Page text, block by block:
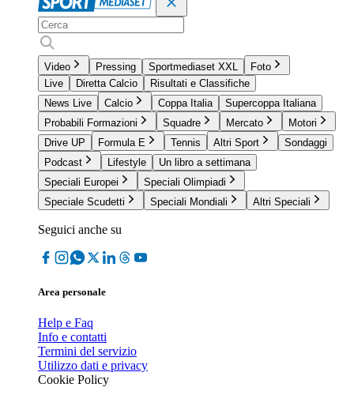
Video Pressing Sportmediaset XXL
Foto
Live
Diretta Calcio
Risultati e Classifiche
News Live
Calcio Coppa Italia
Supercoppa Italiana
Probabili Formazioni
Squadre Mercato
Motori
Drive UP
Formula E Tennis Altri Sport
Sondaggi
Podcast
Lifestyle
Un libro a settimana
Speciali Europei
Speciali Olimpiadi
Speciale Scudetti
Speciali Mondiali Altri Speciali
Seguici anche su
Area personale
Help e Faq
Info e contatti
Termini del servizio
Utilizzo dati e privacy
Cookie Policy